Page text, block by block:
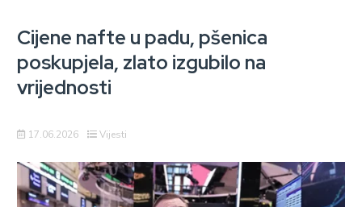
Cijene nafte u padu, pšenica
poskupjela, zlato izgubilo na
vrijednosti
17.06.2026 Vijesti